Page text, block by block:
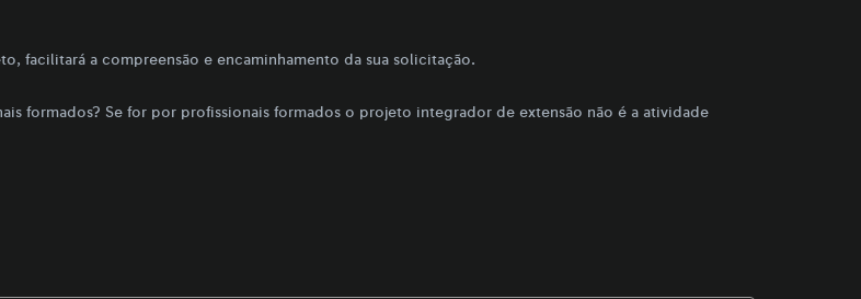
facilitará a compreensão e encaminhamento da sua solicitação.
formados? Se for por profissionais formados o projeto integrador de extensão não é a atividade